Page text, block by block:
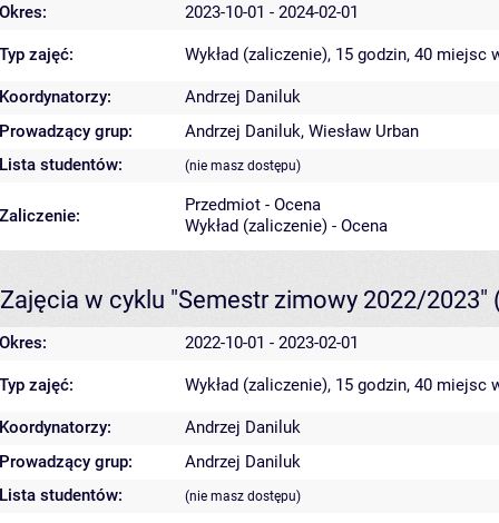
Okres: 2023-10-01 - 2024-02-01
Typ zajęć: Wykład (zaliczenie), 15 godzin, 40 miejsc
Koordynatorzy:
Andrzej Daniluk
Prowadzący grup:
Andrzej Daniluk, Wiesław Urban
Lista studentów:
(nie masz dostępu)
Zaliczenie:
Przedmiot - Ocena
Wykład (zaliczenie) - Ocena
Zajęcia w cyklu "Semestr zimowy 2022/2023"
Okres: 2022-10-01 - 2023-02-01
Typ zajęć: Wykład (zaliczenie), 15 godzin, 40 miejsc
Koordynatorzy:
Andrzej Daniluk
Prowadzący grup:
Andrzej Daniluk
Lista studentów:
(nie masz dostępu)